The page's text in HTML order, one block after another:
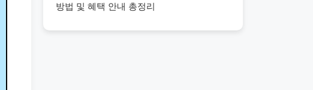
방법 및 혜택 안내 총정리